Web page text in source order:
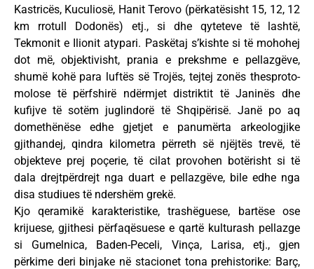
Kastricës, Kuculiosë, Hanit Terovo (përkatësisht 15, 12, 12
km rrotull Dodonës) etj., si dhe qyteteve të lashtë,
Tekmonit e Ilionit atypari. Paskëtaj s’kishte si të mohohej
dot më, objektivisht, prania e prekshme e pellazgëve,
shumë kohë para luftës së Trojës, tejtej zonës thesproto-
molose të përfshirë ndërmjet distriktit të Janinës dhe
kufijve të sotëm juglindorë të Shqipërisë. Janë po aq
domethënëse edhe gjetjet e panumërta arkeologjike
gjithandej, qindra kilometra përreth së njëjtës trevë, të
objekteve prej poçerie, të cilat provohen botërisht si të
dala drejtpërdrejt nga duart e pellazgëve, bile edhe nga
disa studiues të ndershëm grekë.
Kjo qeramikë karakteristike, trashëguese, bartëse ose
krijuese, gjithesi përfaqësuese e qartë kulturash pellazge
si Gumelnica, Baden-Peceli, Vinça, Larisa, etj., gjen
përkime deri binjake në stacionet tona prehistorike: Barç,